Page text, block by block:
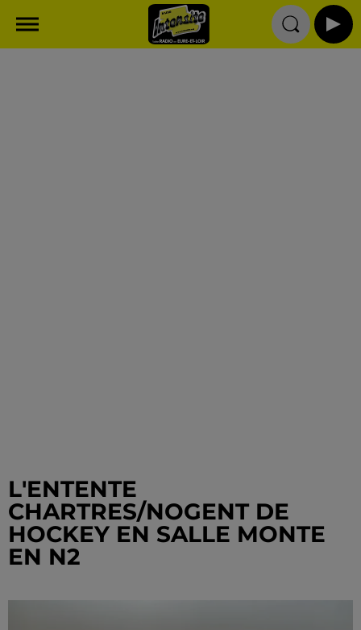
L'ENTENTE
CHARTRES/NOGENT DE
HOCKEY EN SALLE MONTE
EN N2